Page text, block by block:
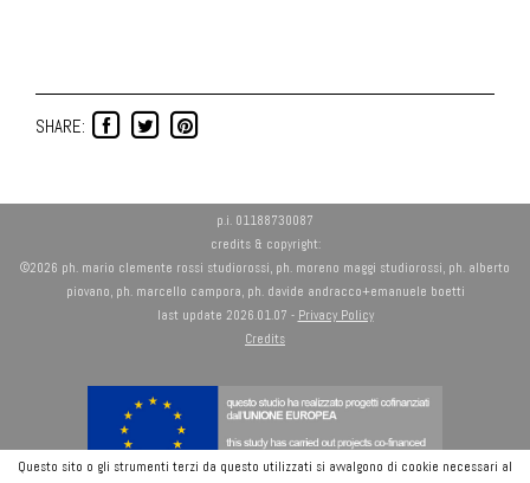
SHARE:
p.i. 01188730087
credits & copyright:
©2026 ph. mario clemente rossi studiorossi, ph. moreno maggi studiorossi, ph. alberto
piovano, ph. marcello campora, ph. davide andracco+emanuele boetti
last update 2026.01.07 - Privacy Policy
Credits
Questo sito o gli strumenti terzi da questo utilizzati si avvalgono di cookie necessari al